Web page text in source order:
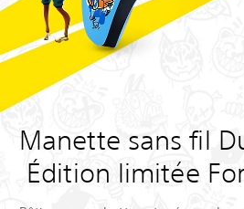
Manette sans fil
Édition limitée